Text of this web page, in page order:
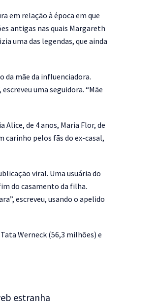
em relação à época em que
antigas nas quais Margareth
uma das legendas, que ainda
da mãe da influenciadora.
uma seguidora. “Mãe
Alice, de 4 anos, Maria Flor, de
carinho pelos fãs do ex-casal,
viral. Uma usuária do
do casamento da filha.
escreveu, usando o apelido
Werneck (56,3 milhões) e
estranha